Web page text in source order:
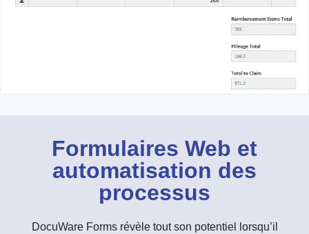
Formulaires Web et
automatisation des
processus
DocuWare Forms révèle tout son potentiel lorsqu’il